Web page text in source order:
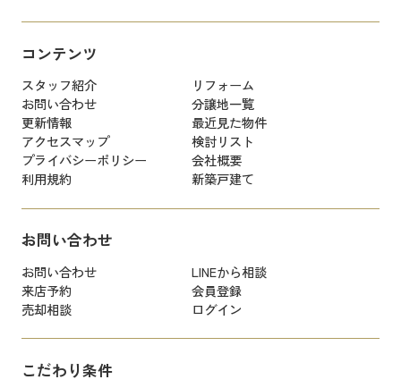
コンテンツ
スタッフ紹介
リフォーム
お問い合わせ
分譲地一覧
更新情報
最近見た物件
アクセスマップ
検討リスト
プライバシーポリシー
会社概要
利用規約
新築戸建て
お問い合わせ
お問い合わせ
LINEから相談
来店予約
会員登録
売却相談
ログイン
こだわり条件